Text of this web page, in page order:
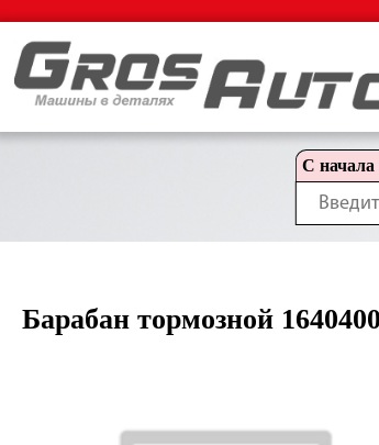
С начала
Барабан тормозной